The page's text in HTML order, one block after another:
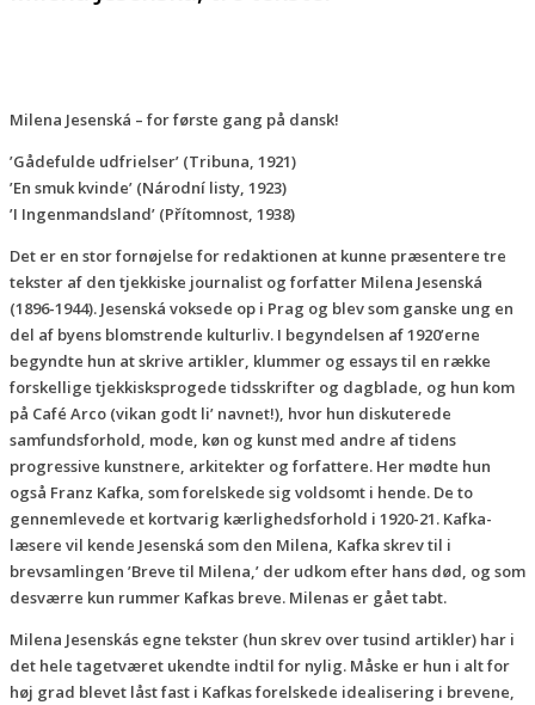
Milena Jesenská – for første gang på dansk!
’Gådefulde udfrielser’ (Tribuna, 1921)
’En smuk kvinde’ (Národní listy, 1923)
’I Ingenmandsland’ (Přítomnost, 1938)
Det er en stor fornøjelse for redaktionen at kunne præsentere tre
tekster af den tjekkiske journalist og forfatter Milena Jesenská
(1896-1944). Jesenská voksede op i Prag og blev som ganske ung en
del af byens blomstrende kulturliv. I begyndelsen af 1920’erne
begyndte hun at skrive artikler, klummer og essays til en række
forskellige tjekkisksprogede tidsskrifter og dagblade, og hun kom
på Café Arco (vikan godt li’ navnet!), hvor hun diskuterede
samfundsforhold, mode, køn og kunst med andre af tidens
progressive kunstnere, arkitekter og forfattere. Her mødte hun
også Franz Kafka, som forelskede sig voldsomt i hende. De to
gennemlevede et kortvarig kærlighedsforhold i 1920-21. Kafka-
læsere vil kende Jesenská som den Milena, Kafka skrev til i
brevsamlingen ’Breve til Milena,’ der udkom efter hans død, og som
desværre kun rummer Kafkas breve. Milenas er gået tabt.
Milena Jesenskás egne tekster (hun skrev over tusind artikler) har i
det hele tagetværet ukendte indtil for nylig. Måske er hun i alt for
høj grad blevet låst fast i Kafkas forelskede idealisering i brevene,